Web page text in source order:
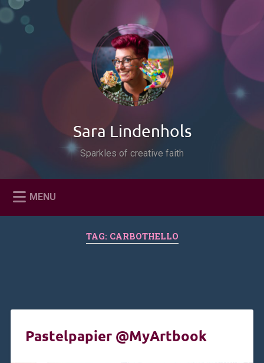
Naar
inhoud
Zoeken
Sara Lindenhols
Sparkles of creative faith
MENU
TAG: CARBOTHELLO
Pastelpapier @MyArtbook